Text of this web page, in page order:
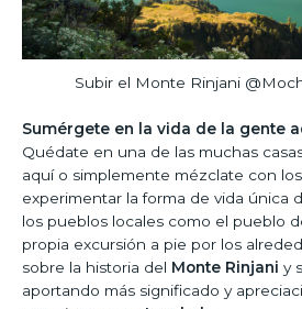
Subir el Monte Rinjani
Sumérgete en la vida de la gente
Quédate en una de las muchas
aquí o simplemente mézclate con
experimentar la forma de vida única
los pueblos locales como el pueblo
propia excursión a pie por los
sobre la historia del Monte Rinjani y
aportando más significado y